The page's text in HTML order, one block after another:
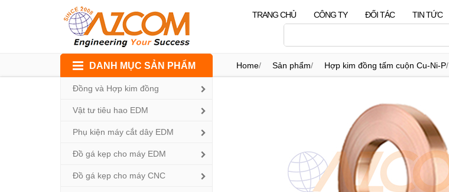
content
TRANG CHỦ CÔNG TY ĐỐI TÁC TIN TỨC
Home/ Sản phẩm/ Hợp kim đồng tấm cuộn Cu-Ni-P/
DANH MỤC SẢN PHẨM
Đồng và Hợp kim đồng
Vật tư tiêu hao EDM
Phụ kiện máy cắt dây EDM
Đồ gá kẹp cho máy EDM
Đồ gá kẹp cho máy CNC